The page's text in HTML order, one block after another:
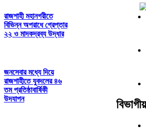
রাজশাহী মহানগরীতে
বিভিন্ন অপরাধে গ্রেপ্তার
২২ ও মাদকদ্রব্য উদ্ধার
জনসেবার মধ্যে দিয়ে
রাজশাহীতে যুবদলের ৪৬
তম প্রতিষ্ঠাবার্ষিকী
উদযাপন